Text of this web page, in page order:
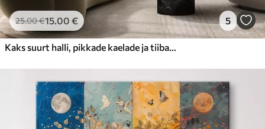
25.00€15.00 € 5
Kaks suurt halli, pikkade kaelade ja tiibadega kraanat, mis seisavad puudest ümbritsetud udujärves